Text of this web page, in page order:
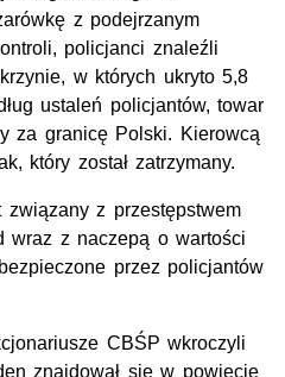
z podejrzanym
policjanci znaleźli
w których ukryto 5,8
ustaleń policjantów, towar
za granicę Polski. Kierowcą
który został zatrzymany.
związany z przestępstwem
wraz z naczepą o wartości
przez policjantów
CBŚP wkroczyli
znajdował się w powiecie